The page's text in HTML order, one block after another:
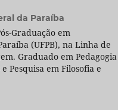
da Paraíba
Graduação em
(UFPB), na Linha de
Graduado em Pedagogia
Pesquisa em Filosofia e